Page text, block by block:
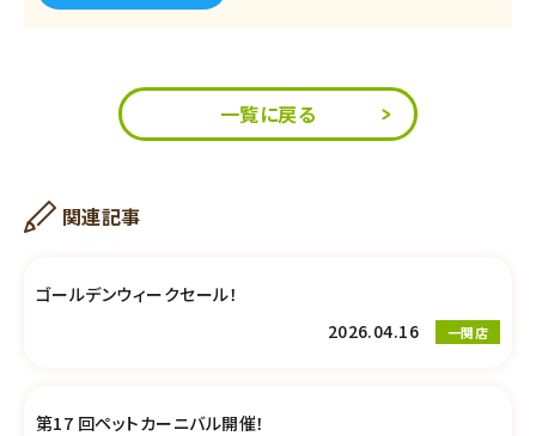
一覧に戻る
関連記事
ゴールデンウィークセール！
2026.04.16
一関店
第17 回ペットカーニバル開催！